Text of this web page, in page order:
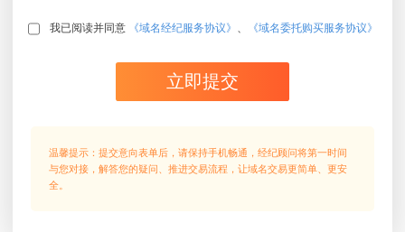
我已阅读并同意 《域名经纪服务协议》 、 《域名委托购买服务协议》
立即提交
温馨提示：提交意向表单后，请保持手机畅通，经纪顾问将第一时间
与您对接，解答您的疑问、推进交易流程，让域名交易更简单、更安
全。